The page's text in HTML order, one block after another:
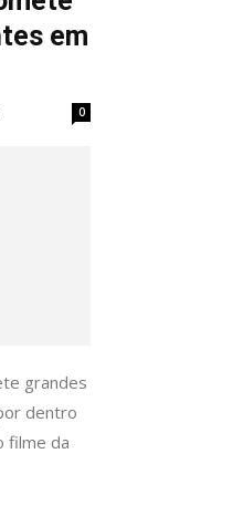
em
0
grandes
dentro
filme da